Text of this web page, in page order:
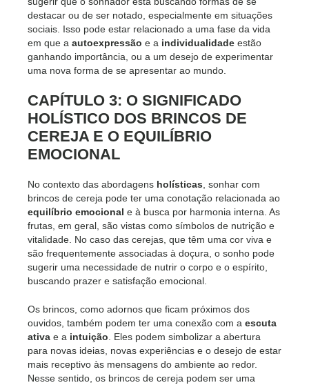
destacar ou de ser notado, especialmente em situações
sociais. Isso pode estar relacionado a uma fase da vida
em que a autoexpressão e a individualidade estão
ganhando importância, ou a um desejo de experimentar
uma nova forma de se apresentar ao mundo.
CAPÍTULO 3: O SIGNIFICADO
HOLÍSTICO DOS BRINCOS DE
CEREJA E O EQUILÍBRIO
EMOCIONAL
No contexto das abordagens holísticas, sonhar com
brincos de cereja pode ter uma conotação relacionada ao
equilíbrio emocional e à busca por harmonia interna. As
frutas, em geral, são vistas como símbolos de nutrição e
vitalidade. No caso das cerejas, que têm uma cor viva e
são frequentemente associadas à doçura, o sonho pode
sugerir uma necessidade de nutrir o corpo e o espírito,
buscando prazer e satisfação emocional.
Os brincos, como adornos que ficam próximos dos
ouvidos, também podem ter uma conexão com a escuta
ativa e a intuição. Eles podem simbolizar a abertura
para novas ideias, novas experiências e o desejo de estar
mais receptivo às mensagens do ambiente ao redor.
Nesse sentido, os brincos de cereja podem ser uma